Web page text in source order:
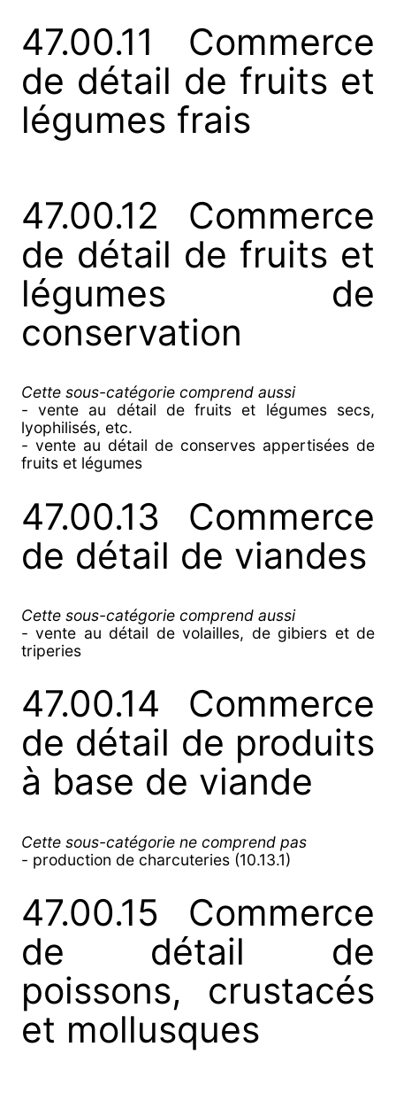
47.00.11 Commerce
de détail de fruits et
légumes frais
47.00.12 Commerce
de détail de fruits et
légumes de
conservation
Cette sous-catégorie comprend aussi
- vente au détail de fruits et légumes secs,
lyophilisés, etc.
- vente au détail de conserves appertisées de
fruits et légumes
47.00.13 Commerce
de détail de viandes
Cette sous-catégorie comprend aussi
- vente au détail de volailles, de gibiers et de
triperies
47.00.14 Commerce
de détail de produits
à base de viande
Cette sous-catégorie ne comprend pas
- production de charcuteries (10.13.1)
47.00.15 Commerce
de détail de
poissons, crustacés
et mollusques